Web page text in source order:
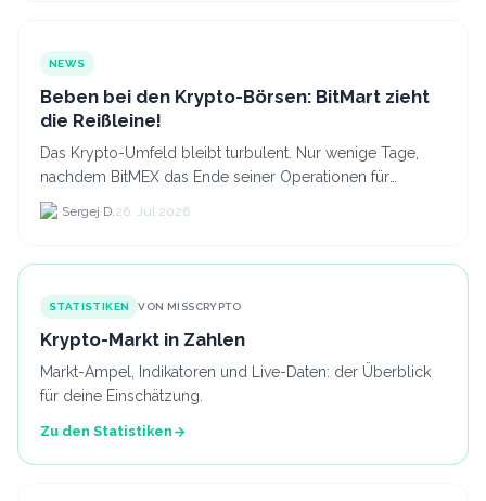
NEWS
Beben bei den Krypto-Börsen: BitMart zieht
die Reißleine!
Das Krypto-Umfeld bleibt turbulent. Nur wenige Tage,
nachdem BitMEX das Ende seiner Operationen für
September 2026 bekannt gegeben hat, zieht nun die
nächste gr...
Sergej D.26. Jul 2026
STATISTIKEN VON MISSCRYPTO
Krypto-Markt in Zahlen
Markt-Ampel, Indikatoren und Live-Daten: der Überblick
für deine Einschätzung.
Zu den Statistiken